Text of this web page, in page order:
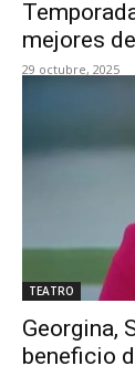
mejores
29 octubre, 2025
TEATRO
Georgina,
beneficio